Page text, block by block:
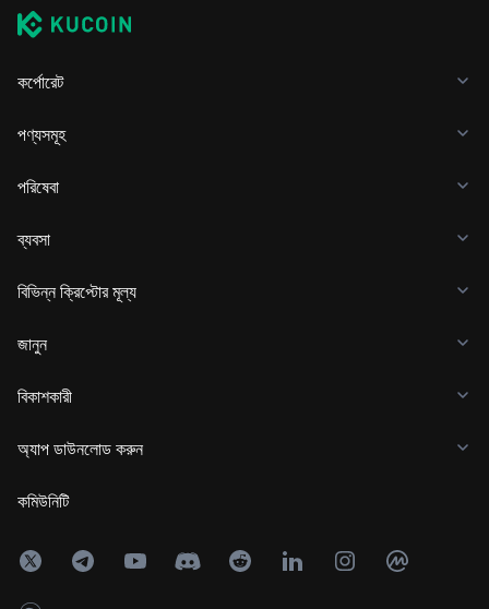
কর্পোরেট
পণ্যসমূহ
পরিষেবা
ব্যবসা
বিভিন্ন ক্রিপ্টোর মূল্য
জানুন
বিকাশকারী
অ্যাপ ডাউনলোড করুন
কমিউনিটি